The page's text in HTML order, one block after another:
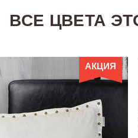
ВСЕ ЦВЕТА
АКЦИЯ